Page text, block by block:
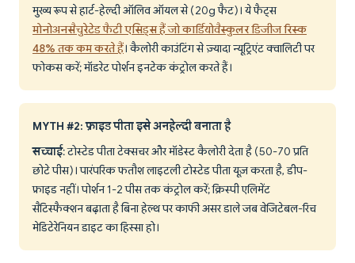
मुख्य रूप से हार्ट-हेल्दी ऑलिव ऑयल से (20g फैट)। ये फैट्स
मोनोअनसैचुरेटेड फैटी एसिड्स हैं जो कार्डियोवैस्कुलर डिजीज रिस्क
48% तक कम करते हैं। कैलोरी काउंटिंग से ज़्यादा न्यूट्रिएंट क्वालिटी पर
फोकस करें; मॉडरेट पोर्शन इनटेक कंट्रोल करते हैं।
MYTH #2: फ्राइड पीता इसे अनहेल्दी बनाता है
सच्चाई: टोस्टेड पीता टेक्सचर और मॉडेस्ट कैलोरी देता है (50-70 प्रति
छोटे पीस)। पारंपरिक फतौश लाइटली टोस्टेड पीता यूज़ करता है, डीप-
फ्राइड नहीं। पोर्शन 1-2 पीस तक कंट्रोल करें; क्रिस्पी एलिमेंट
सैटिस्फैक्शन बढ़ाता है बिना हेल्थ पर काफी असर डाले जब वेजिटेबल-रिच
मेडिटेरेनियन डाइट का हिस्सा हो।